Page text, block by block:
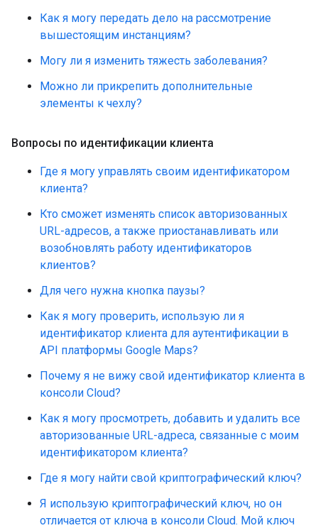
Как я могу передать дело на рассмотрение
вышестоящим инстанциям?
Могу ли я изменить тяжесть заболевания?
Можно ли прикрепить дополнительные
элементы к чехлу?
Вопросы по идентификации клиента
Где я могу управлять своим идентификатором
клиента?
Кто сможет изменять список авторизованных
URL-адресов, а также приостанавливать или
возобновлять работу идентификаторов
клиентов?
Для чего нужна кнопка паузы?
Как я могу проверить, использую ли я
идентификатор клиента для аутентификации в
API платформы Google Maps?
Почему я не вижу свой идентификатор клиента в
консоли Cloud?
Как я могу просмотреть, добавить и удалить все
авторизованные URL-адреса, связанные с моим
идентификатором клиента?
Где я могу найти свой криптографический ключ?
Я использую криптографический ключ, но он
отличается от ключа в консоли Cloud. Мой ключ